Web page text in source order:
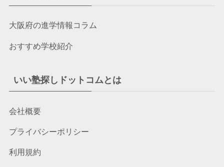
大阪府の進学情報コラム
おすすめ学校紹介
いい塾探しドットコムとは
会社概要
プライバシーポリシー
利用規約